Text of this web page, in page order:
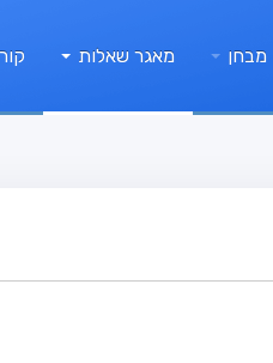
מבחן מאגר שאלות